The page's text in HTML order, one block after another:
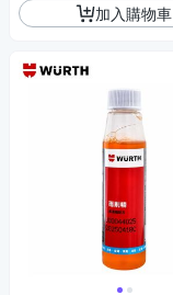
加入購物車